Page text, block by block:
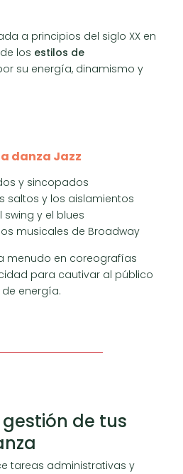
a principios del siglo XX en
los estilos de
su energía, dinamismo y
danza Jazz
y sincopados
saltos y los aislamientos
y el blues
musicales de Broadway
menudo en coreografías
para cautivar al público
energía.
de tus
tareas administrativas y